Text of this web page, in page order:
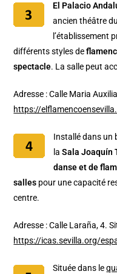
El Palacio
ancien théâtre
l’établissement
différents styles de
spectacle. La salle peut
Adresse : Calle Maria
https://
Installé dans un
laSala Joaquín
danse et de
salles pour une capacité
centre.
Adresse : Calle Laraña, 4.
https://icas.sevilla.org/
Située dans le